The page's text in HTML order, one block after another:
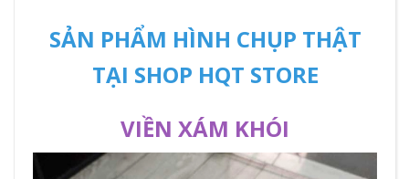
SẢN PHẨM HÌNH CHỤP THẬT
TẠI SHOP HQT STORE
VIỀN XÁM KHÓI